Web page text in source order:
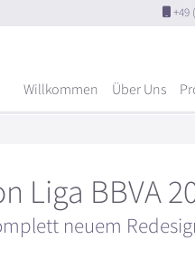
+49
Willkommen Über Uns
Liga BBVA
neuem